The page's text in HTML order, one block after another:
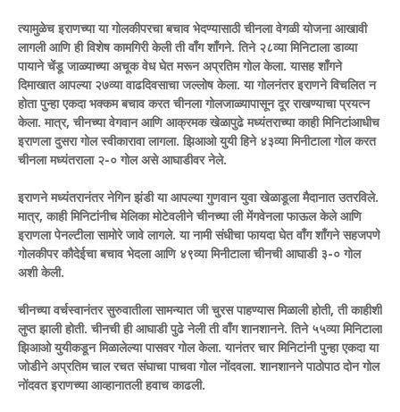
त्यामुळेच इराणच्या या गोलकीपरचा बचाव भेदण्यासाठी चीनला वेगळी योजना आखावी
लागली आणि ही विशेष कामगिरी केली ती वाँग शाँगने. तिने २८व्या मिनिटाला डाव्या
पायाने चेंडू जाळ्याच्या अचूक वेध घेत मरून अप्रतिम गोल केला. यासह शाँगने
दिमाखात आपल्या २७व्या वाढदिवसाचा जल्लोष केला. या गोलनंतर इराणने विचलित न
होता पुन्हा एकदा भक्कम बचाव करत चीनला गोलजाळ्यापासून दूर राखण्याचा प्रयत्न
केला. मात्र, चीनच्या वेगवान आणि आक्रमक खेळापुढे मध्यंतराच्या काही मिनिटांआधीच
इराणला दुसरा गोल स्वीकारावा लागला. झिआओ युयी हिने ४३व्या मिनीटाला गोल करत
चीनला मध्यंतराला २-० गोल असे आघाडीवर नेले.
इराणने मध्यंतरानंतर नेगिन झंडी या आपल्या गुणवान युवा खेळाडूला मैदानात उतरविले.
मात्र, काही मिनिटांनीच मेलिका मोटेवलीने चीनच्या ली मेंगवेनला फाऊल केले आणि
इराणला पेनल्टीला सामोरे जावे लागले. या नामी संधीचा फायदा घेत वाँग शाँगने सहजपणे
गोलकीपर कौदेईचा बचाव भेदला आणि ४९व्या मिनीटाला चीनची आघाडी ३-० गोल
अशी केली.
चीनच्या वर्चस्वानंतर सुरुवातीला सामन्यात जी चुरस पाहण्यास मिळाली होती, ती काहीशी
लुप्त झाली होती. चीनची ही आघाडी पुढे नेली ती वाँग शानशानने. तिने ५५व्या मिनिटाला
झिआओ युयीकडून मिळालेल्या पासवर गोल केला. यानंतर चार मिनिटांनी पुन्हा एकदा या
जोडीने अप्रतिम चाल रचत संघाचा पाचवा गोल नोंदवला. शानशानने पाठोपाठ दोन गोल
नोंदवत इराणच्या आव्हानातली हवाच काढली.